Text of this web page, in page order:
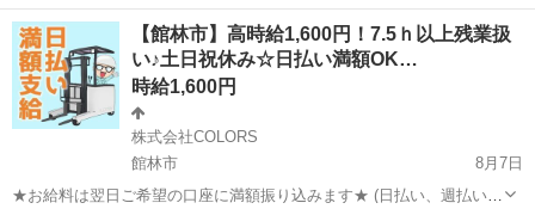
月払い選択可能) ◆お仕事内容 家電製品等を扱う倉庫にてピッキン
グ、検品、梱包作業 ◇土日祝休みでプライベート充実 ◇日勤のみ ◇
男性活躍...
群馬 太田市 倉庫 時給
【館林市】高時給1,600円！7.5ｈ以上残業扱
い♪土日祝休み☆日払い満額OK…
時給1,600円
株式会社COLORS
館林市
8月7日
★お給料は翌日ご希望の口座に満額振り込みます★ (日払い、週払い、